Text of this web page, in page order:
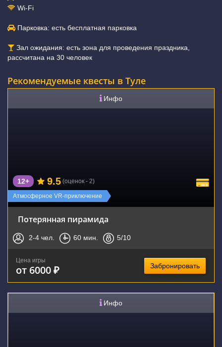
Wi-Fi
Парковка: есть бесплатная парковка
Зал ожидания: есть зона для проведения праздника,
рассчитана на 30 человек
Рекомендуемые квесты в Туле
Инфо
Атмосферное VR-приключение
12+ 9.5 (оценок - 2)
Потерянная пирамида
2-4 чел. 60 мин. 5/10
Цена игры
от 6000 ₽ Забронировать
Инфо